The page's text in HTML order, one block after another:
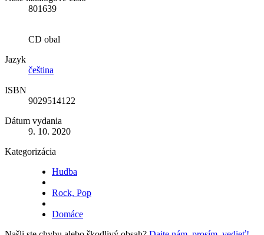
801639
CD obal
Jazyk
čeština
ISBN
9029514122
Dátum vydania
9. 10. 2020
Kategorizácia
Hudba
Rock, Pop
Domáce